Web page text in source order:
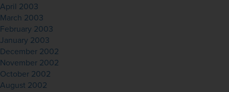
April 2003
March 2003
February 2003
January 2003
December 2002
November 2002
October 2002
August 2002